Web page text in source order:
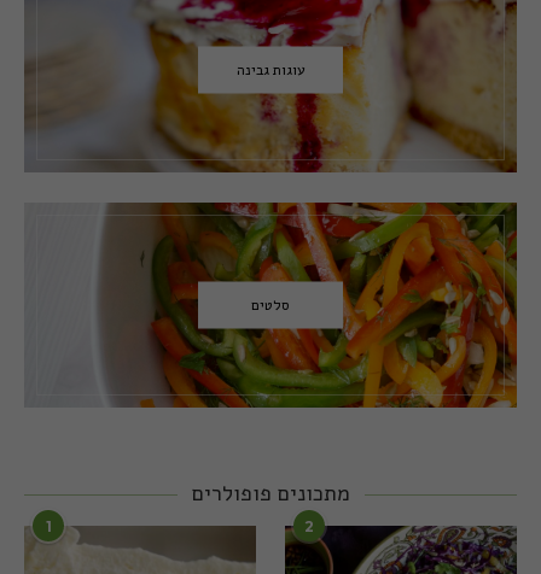
עוגות גבינה
סלטים
מתכונים פופולרים
1 2